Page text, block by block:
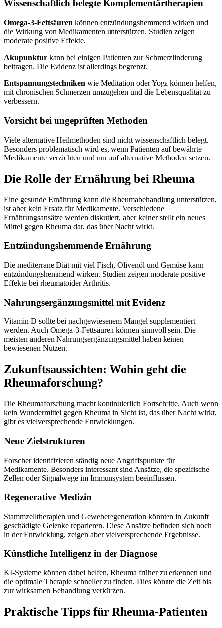
Wissenschaftlich belegte Komplementärtherapien
Omega-3-Fettsäuren können entzündungshemmend wirken und
die Wirkung von Medikamenten unterstützen. Studien zeigen
moderate positive Effekte.
Akupunktur kann bei einigen Patienten zur Schmerzlinderung
beitragen. Die Evidenz ist allerdings begrenzt.
Entspannungstechniken wie Meditation oder Yoga können helfen,
mit chronischen Schmerzen umzugehen und die Lebensqualität zu
verbessern.
Vorsicht bei ungeprüften Methoden
Viele alternative Heilmethoden sind nicht wissenschaftlich belegt.
Besonders problematisch wird es, wenn Patienten auf bewährte
Medikamente verzichten und nur auf alternative Methoden setzen.
Die Rolle der Ernährung bei Rheuma
Eine gesunde Ernährung kann die Rheumabehandlung unterstützen,
ist aber kein Ersatz für Medikamente. Verschiedene
Ernährungsansätze werden diskutiert, aber keiner stellt ein neues
Mittel gegen Rheuma dar, das über Nacht wirkt.
Entzündungshemmende Ernährung
Die mediterrane Diät mit viel Fisch, Olivenöl und Gemüse kann
entzündungshemmend wirken. Studien zeigen moderate positive
Effekte bei rheumatoider Arthritis.
Nahrungsergänzungsmittel mit Evidenz
Vitamin D sollte bei nachgewiesenem Mangel supplementiert
werden. Auch Omega-3-Fettsäuren können sinnvoll sein. Die
meisten anderen Nahrungsergänzungsmittel haben keinen
bewiesenen Nutzen.
Zukunftsaussichten: Wohin geht die
Rheumaforschung?
Die Rheumaforschung macht kontinuierlich Fortschritte. Auch wenn
kein Wundermittel gegen Rheuma in Sicht ist, das über Nacht wirkt,
gibt es vielversprechende Entwicklungen.
Neue Zielstrukturen
Forscher identifizieren ständig neue Angriffspunkte für
Medikamente. Besonders interessant sind Ansätze, die spezifische
Zellen oder Signalwege im Immunsystem beeinflussen.
Regenerative Medizin
Stammzelltherapien und Geweberegeneration könnten in Zukunft
geschädigte Gelenke reparieren. Diese Ansätze befinden sich noch
in der Entwicklung, zeigen aber vielversprechende Ergebnisse.
Künstliche Intelligenz in der Diagnose
KI-Systeme können dabei helfen, Rheuma früher zu erkennen und
die optimale Therapie schneller zu finden. Dies könnte die Zeit bis
zur wirksamen Behandlung verkürzen.
Praktische Tipps für Rheuma-Patienten